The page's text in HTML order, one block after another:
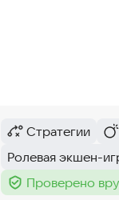
Категория:
Стратегии
Тег:
Ролевая экшен-
Тег :
Проверено